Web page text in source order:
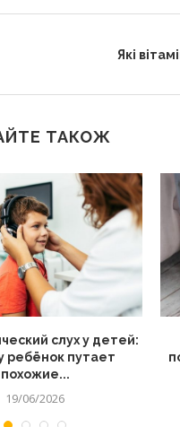
Які
ТАКОЖ
слух у детей:
ребёнок путает
похожие...
19/06/2026